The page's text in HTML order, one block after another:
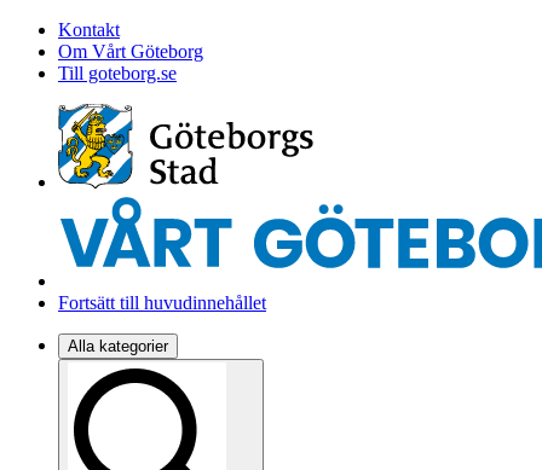
Kontakt
Om Vårt Göteborg
Till goteborg.se
Fortsätt till huvudinnehållet
Alla kategorier